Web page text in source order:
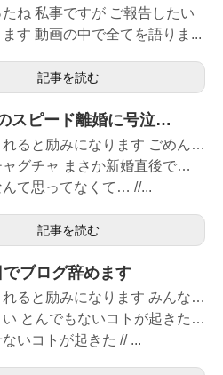
たね 私事ですが ご報告したい
す 動画の中で全てを語りま...
記事を読む
スピード離婚に号泣…
ると励みになります ごめん…
ャグチャ まさか新婚直後で…
て思ってなくて… //...
記事を読む
でブログ辞めます
ると励みになります みんな…
い とんでもないコトが起きた…
いコトが起きた // ...